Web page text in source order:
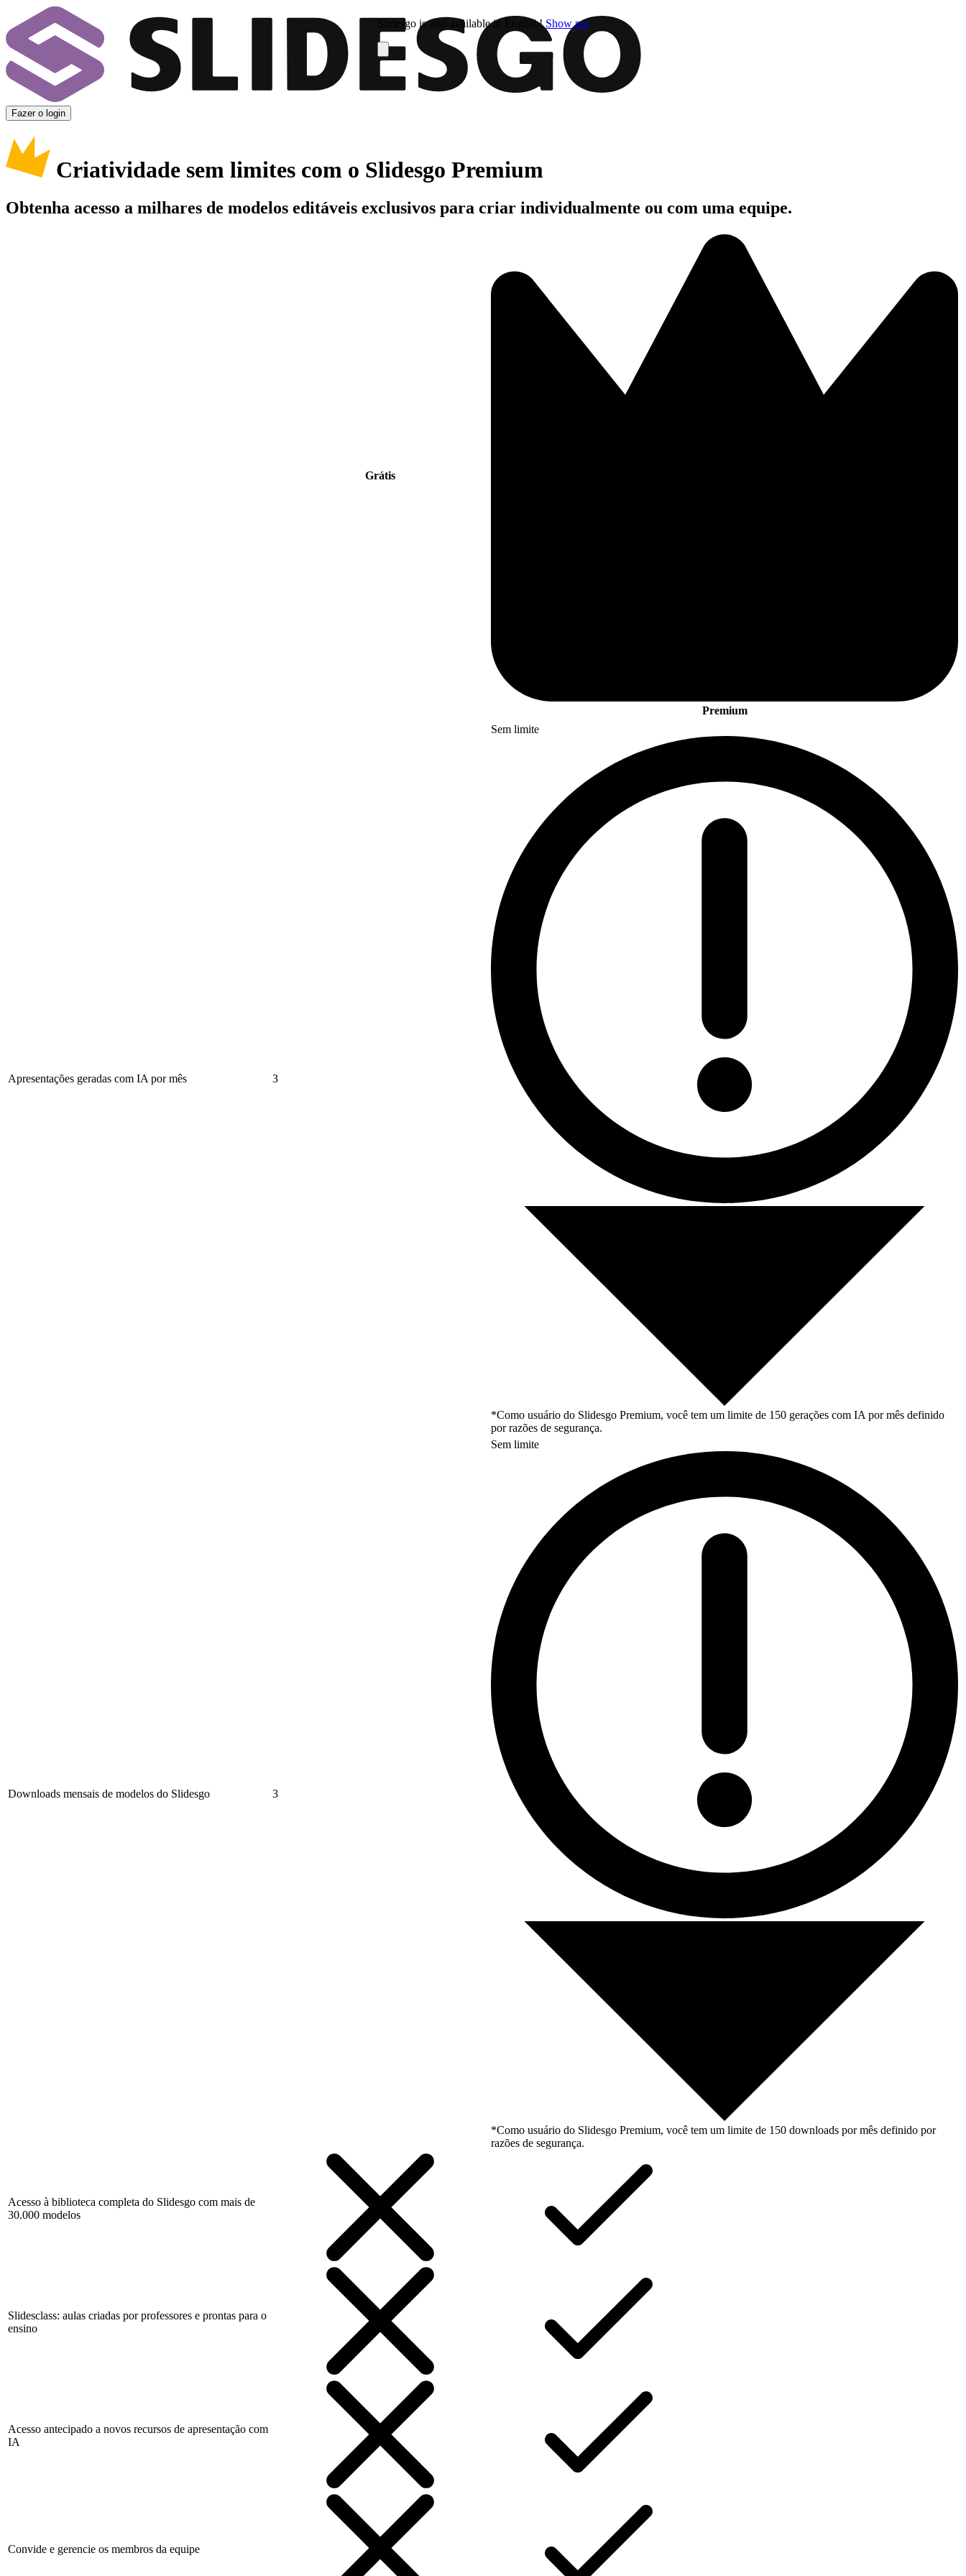
Slidesgo is also available in English! Show me
Fazer o login
Criatividade sem limites com o Slidesgo Premium
Obtenha acesso a milhares de modelos editáveis exclusivos para criar individualmente ou com uma equipe.
Grátis
Premium
Apresentações geradas com IA por mês 3
Sem limite
*Como usuário do Slidesgo Premium, você tem um limite de 150 gerações com IA por mês definido
por razões de segurança.
Downloads mensais de modelos do Slidesgo 3
Sem limite
*Como usuário do Slidesgo Premium, você tem um limite de 150 downloads por mês definido por
razões de segurança.
Acesso à biblioteca completa do Slidesgo com mais de
30.000 modelos
Slidesclass: aulas criadas por professores e prontas para o
ensino
Acesso antecipado a novos recursos de apresentação com
IA
Convide e gerencie os membros da equipe